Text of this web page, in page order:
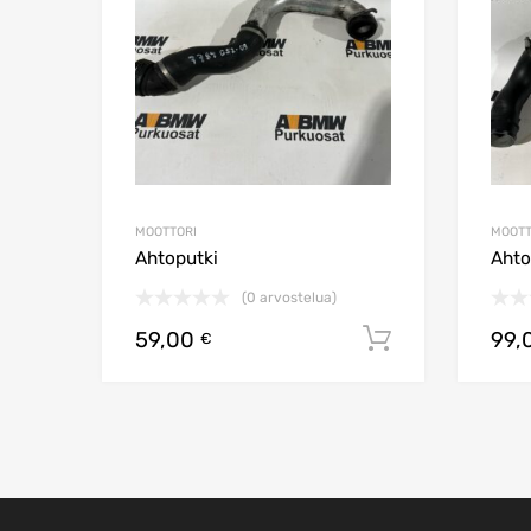
MOOTTORI
Ahtoputki
(0 arvostelua)
59,00 € Lisää